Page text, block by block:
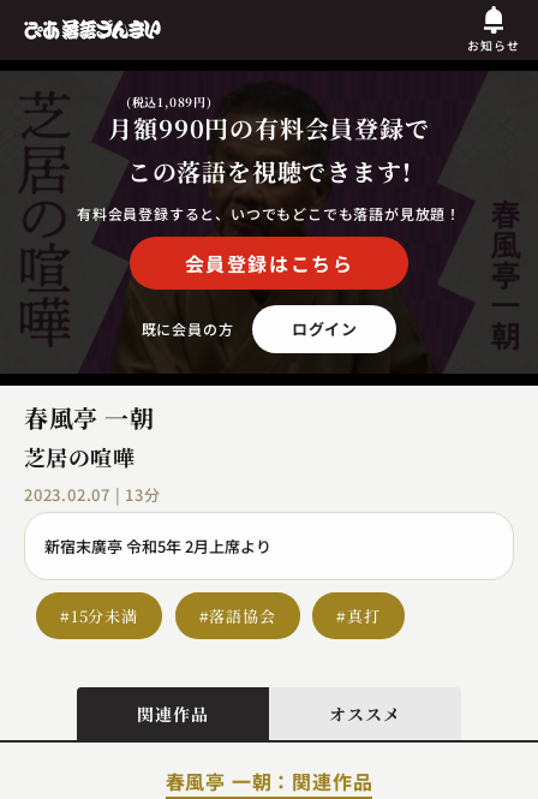
お知らせ
月額990円
(税込1,089円)
の有料会員登録で
この落語を視聴できます!
有料会員登録すると、いつでもどこでも落語が見放題！
会員登録はこちら
既に会員の方 ログイン
春風亭 一朝
芝居の喧嘩
2023.02.07 | 13分
新宿末廣亭 令和5年 2月上席より
#15分未満 #落語協会 #真打
関連作品 オススメ
春風亭 一朝：関連作品